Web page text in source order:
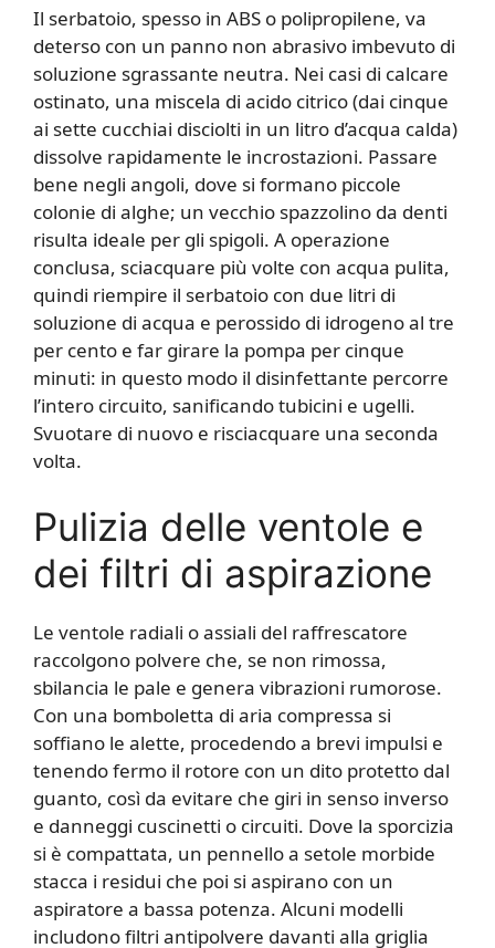
Il serbatoio, spesso in ABS o polipropilene, va
deterso con un panno non abrasivo imbevuto di
soluzione sgrassante neutra. Nei casi di calcare
ostinato, una miscela di acido citrico (dai cinque
ai sette cucchiai disciolti in un litro d’acqua calda)
dissolve rapidamente le incrostazioni. Passare
bene negli angoli, dove si formano piccole
colonie di alghe; un vecchio spazzolino da denti
risulta ideale per gli spigoli. A operazione
conclusa, sciacquare più volte con acqua pulita,
quindi riempire il serbatoio con due litri di
soluzione di acqua e perossido di idrogeno al tre
per cento e far girare la pompa per cinque
minuti: in questo modo il disinfettante percorre
l’intero circuito, sanificando tubicini e ugelli.
Svuotare di nuovo e risciacquare una seconda
volta.
Pulizia delle ventole e
dei filtri di aspirazione
Le ventole radiali o assiali del raffrescatore
raccolgono polvere che, se non rimossa,
sbilancia le pale e genera vibrazioni rumorose.
Con una bomboletta di aria compressa si
soffiano le alette, procedendo a brevi impulsi e
tenendo fermo il rotore con un dito protetto dal
guanto, così da evitare che giri in senso inverso
e danneggi cuscinetti o circuiti. Dove la sporcizia
si è compattata, un pennello a setole morbide
stacca i residui che poi si aspirano con un
aspiratore a bassa potenza. Alcuni modelli
includono filtri antipolvere davanti alla griglia